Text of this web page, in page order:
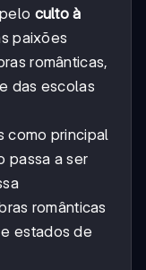
culto à
paixões
românticas,
das escolas
como principal
passa a ser
românticas
estados de